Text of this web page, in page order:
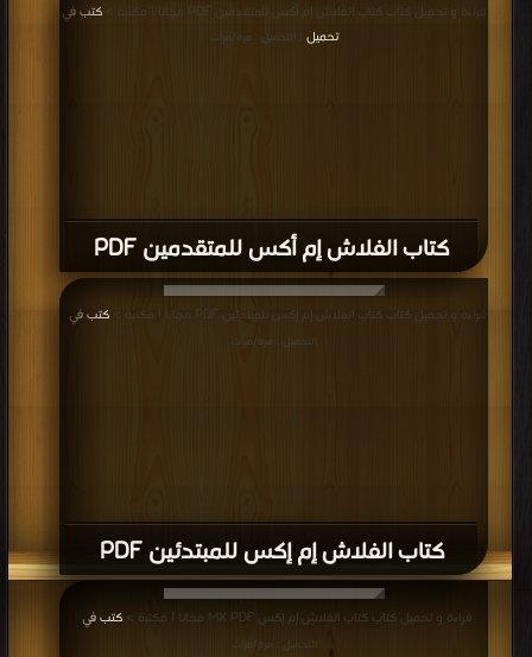
كتاب الفلاش إم أكس للمتقدمين PDF
قراءة و تحميل كتاب كتاب الفلاش إم أكس للمتقدمين PDF مجانا | مكتبة >
كتب في
تحميل
| التحميل : مرة/مرات
كتاب الفلاش إم إكس للمبتدئين PDF
قراءة و تحميل كتاب كتاب الفلاش إم إكس للمبتدئين PDF مجانا | مكتبة > كتب في
التحميل : مرة/مرات
قراءة و تحميل كتاب كتاب الفلاش إم إكس MX PDF مجانا | مكتبة > كتب في
التحميل : مرة/مرات